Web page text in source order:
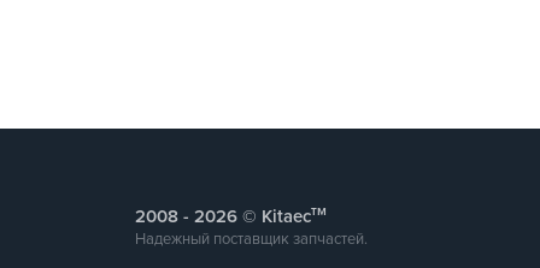
2008 - © Kitaecтм
Надежный поставщик запчастей.